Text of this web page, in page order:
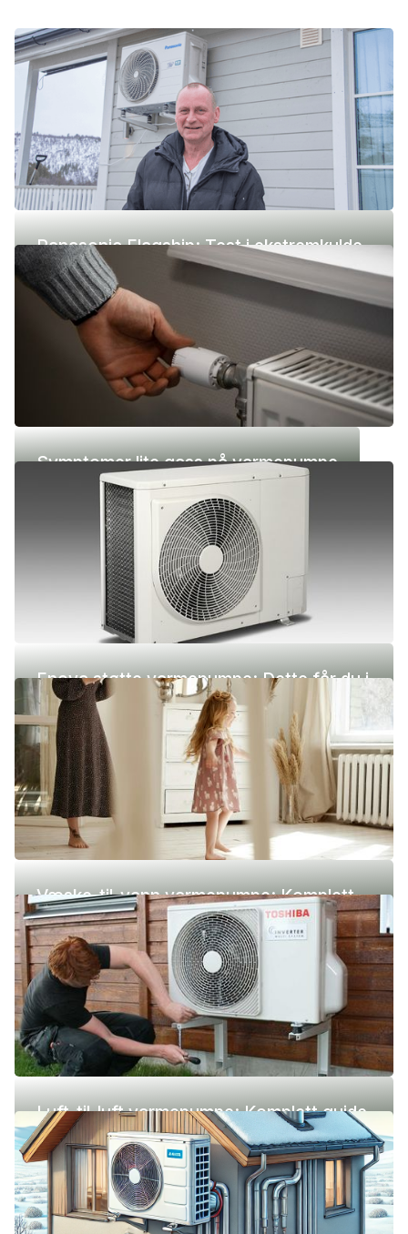
Panasonic Flagship: Test i ekstremkulde
(-42 °C)
Symptomer lite gass på varmepumpe
Enova støtte varmepumpe: Dette får du i
2026
Væske-til-vann varmepumpe: Komplett
guide (pris, fordeler og ulemper)
Luft-til-luft varmepumpe: Komplett guide
(pris, fordeler og ulemper)